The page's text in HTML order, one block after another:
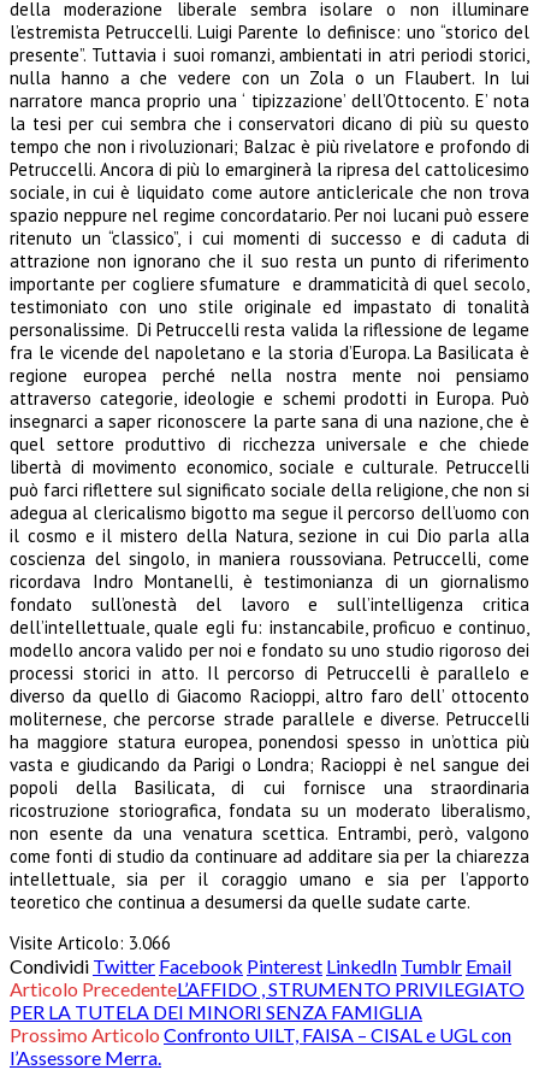
della moderazione liberale sembra isolare o non illuminare
l’estremista Petruccelli. Luigi Parente lo definisce: uno “storico del
presente”. Tuttavia i suoi romanzi, ambientati in atri periodi storici,
nulla hanno a che vedere con un Zola o un Flaubert. In lui
narratore manca proprio una ‘ tipizzazione’ dell’Ottocento. E’ nota
la tesi per cui sembra che i conservatori dicano di più su questo
tempo che non i rivoluzionari; Balzac è più rivelatore e profondo di
Petruccelli. Ancora di più lo emarginerà la ripresa del cattolicesimo
sociale, in cui è liquidato come autore anticlericale che non trova
spazio neppure nel regime concordatario. Per noi lucani può essere
ritenuto un “classico”, i cui momenti di successo e di caduta di
attrazione non ignorano che il suo resta un punto di riferimento
importante per cogliere sfumature e drammaticità di quel secolo,
testimoniato con uno stile originale ed impastato di tonalità
personalissime. Di Petruccelli resta valida la riflessione de legame
fra le vicende del napoletano e la storia d’Europa. La Basilicata è
regione europea perché nella nostra mente noi pensiamo
attraverso categorie, ideologie e schemi prodotti in Europa. Può
insegnarci a saper riconoscere la parte sana di una nazione, che è
quel settore produttivo di ricchezza universale e che chiede
libertà di movimento economico, sociale e culturale. Petruccelli
può farci riflettere sul significato sociale della religione, che non si
adegua al clericalismo bigotto ma segue il percorso dell’uomo con
il cosmo e il mistero della Natura, sezione in cui Dio parla alla
coscienza del singolo, in maniera roussoviana. Petruccelli, come
ricordava Indro Montanelli, è testimonianza di un giornalismo
fondato sull’onestà del lavoro e sull’intelligenza critica
dell’intellettuale, quale egli fu: instancabile, proficuo e continuo,
modello ancora valido per noi e fondato su uno studio rigoroso dei
processi storici in atto. Il percorso di Petruccelli è parallelo e
diverso da quello di Giacomo Racioppi, altro faro dell’ ottocento
moliternese, che percorse strade parallele e diverse. Petruccelli
ha maggiore statura europea, ponendosi spesso in un’ottica più
vasta e giudicando da Parigi o Londra; Racioppi è nel sangue dei
popoli della Basilicata, di cui fornisce una straordinaria
ricostruzione storiografica, fondata su un moderato liberalismo,
non esente da una venatura scettica. Entrambi, però, valgono
come fonti di studio da continuare ad additare sia per la chiarezza
intellettuale, sia per il coraggio umano e sia per l’apporto
teoretico che continua a desumersi da quelle sudate carte.
Visite Articolo: 3.066
Condividi Twitter Facebook Pinterest LinkedIn Tumblr Email
Articolo PrecedenteL’AFFIDO , STRUMENTO PRIVILEGIATO
PER LA TUTELA DEI MINORI SENZA FAMIGLIA
Prossimo Articolo Confronto UILT, FAISA – CISAL e UGL con
l’Assessore Merra.